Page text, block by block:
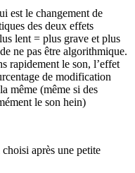
est le changement de
des deux effets
lent = plus grave et plus
ne pas être algorithmique.
rapidement le son, l’effet
de modification
même (même si des
le son hein)
après une petite